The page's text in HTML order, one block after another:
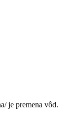
je premena vôd.